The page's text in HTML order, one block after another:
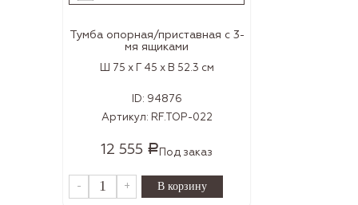
Тумба опорная/приставная с 3-
мя ящиками
Ш 75 x Г 45 x В 52.3 см
ID: 94876
Артикул: RF.TOP-022
12 555 Р Под заказ
- +